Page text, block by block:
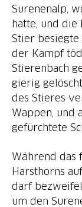
Surenenalp,
hatte, und die
Stier besiegte
der Kampf
Stierenbach
gierig
des Stieres
Wappen, und
gefürchtete
Während das
Harsthorns
darf
um den